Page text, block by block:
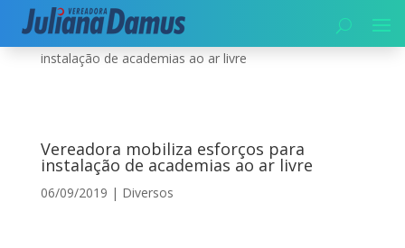
Início|Diversos|Vereadora mobiliza esforços para
instalação de academias ao ar livre
Vereadora mobiliza esforços para
instalação de academias ao ar livre
06/09/2019 | Diversos